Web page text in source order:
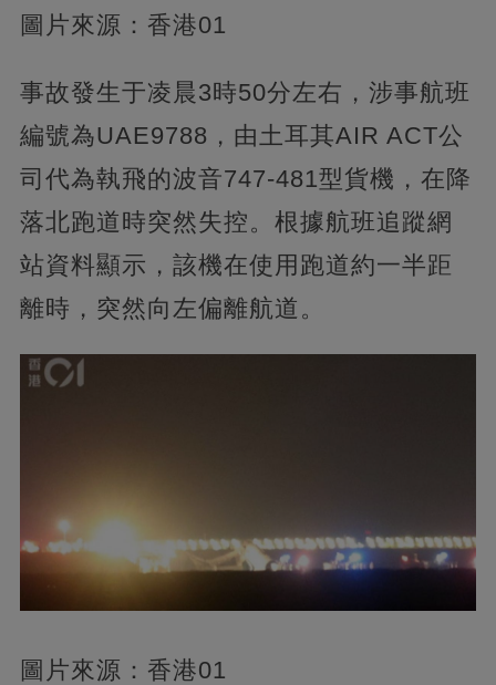
圖片來源：香港01
事故發生于凌晨3時50分左右，涉事航班
編號為UAE9788，由土耳其AIR ACT公
司代為執飛的波音747-481型貨機，在降
落北跑道時突然失控。根據航班追蹤網
站資料顯示，該機在使用跑道約一半距
離時，突然向左偏離航道。
圖片來源：香港01